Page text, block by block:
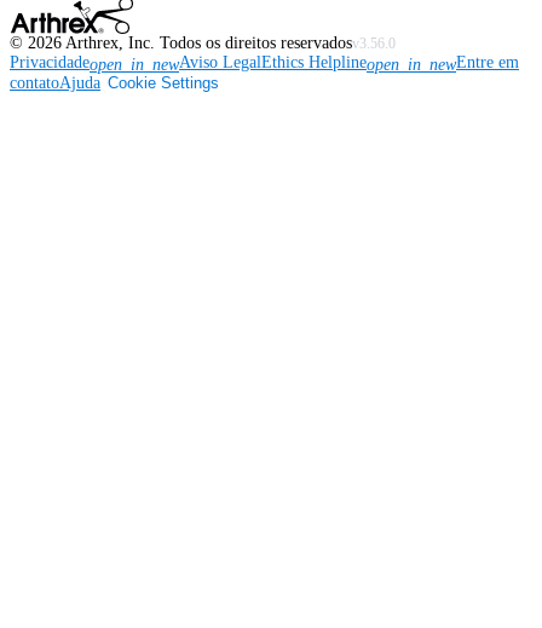
© 2026 Arthrex, Inc. Todos os direitos reservadosv3.56.0
Privacidadeopen_in_newAviso LegalEthics Helplineopen_in_newEntre em
contatoAjuda Cookie Settings